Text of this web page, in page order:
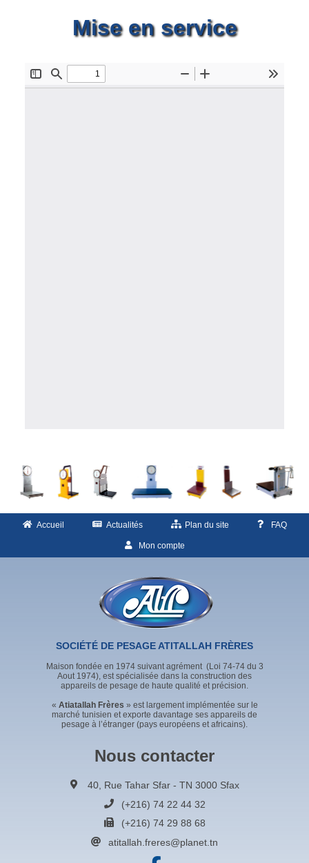
Mise en service
Accueil Actualités Plan du site FAQ
Mon compte
SOCIÉTÉ DE PESAGE ATITALLAH FRÈRES
Maison fondée en 1974 suivant agrément (Loi 74-74 du 3
Aout 1974), est spécialisée dans la construction des
appareils de pesage de haute qualité et précision.
« Atiatallah Frères » est largement implémentée sur le
marché tunisien et exporte davantage ses appareils de
pesage à l’étranger (pays européens et africains).
Nous contacter
40, Rue Tahar Sfar - TN 3000 Sfax
(+216) 74 22 44 32
(+216) 74 29 88 68
atitallah.freres@planet.tn